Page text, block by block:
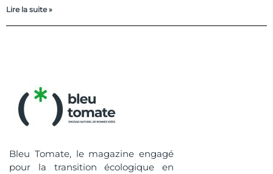
Lire la suite »
Bleu Tomate, le magazine engagé
pour la transition écologique en